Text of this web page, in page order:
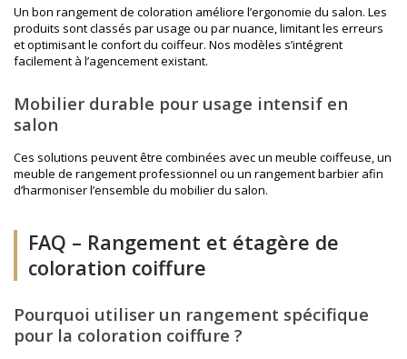
Un bon rangement de coloration améliore l’ergonomie du salon. Les
produits sont classés par usage ou par nuance, limitant les erreurs
et optimisant le confort du coiffeur. Nos modèles s’intégrent
facilement à l’agencement existant.
Mobilier durable pour usage intensif en
salon
Ces solutions peuvent être combinées avec un meuble coiffeuse , un
meuble de rangement professionnel ou un rangement barbier afin
d’harmoniser l’ensemble du mobilier du salon.
FAQ – Rangement et étagère de
coloration coiffure
Pourquoi utiliser un rangement spécifique
pour la coloration coiffure ?